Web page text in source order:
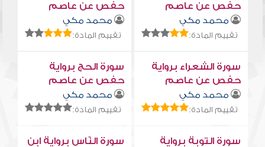
حفص عن عاصم
محمد مكي
تقييم المادة:
حفص عن عاصم
محمد مكي
تقييم المادة:
سورة الشعراء برواية
حفص عن عاصم
محمد مكي
تقييم المادة:
سورة الحج برواية
حفص عن عاصم
محمد مكي
تقييم المادة:
سورة التوبة برواية
سورة النّاس برواية ابن